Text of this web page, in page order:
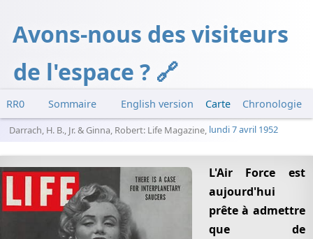
Avons-nous des visiteurs
de l'espace ?
RR0 Sommaire
Incident 1
English version Carte Chronologie
Darrach, H. B., Jr. & Ginna, Robert: Life Magazine, lundi 7 avril 1952
L'Air Force est
aujourd'hui
prête à admettre
que de